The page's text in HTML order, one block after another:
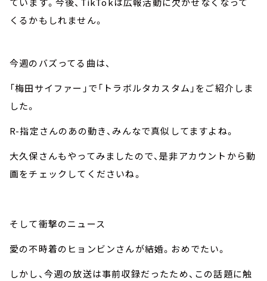
くるかもしれません。
今週のバズってる曲は、
「梅田サイファー」で「トラボルタカスタム」をご紹介しま
した。
R-指定さんのあの動き、みんなで真似してますよね。
大久保さんもやってみましたので、是非アカウントから動
画をチェックしてくださいね。
そして衝撃のニュース
愛の不時着のヒョンビンさんが結婚。おめでたい。
しかし、今週の放送は事前収録だったため、この話題に触